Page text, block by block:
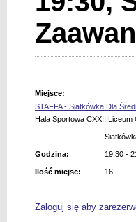
Miejsce:
STAFFA - Siatkówka Dla
Hala Sportowa CXXII Liceum
Godzina: 19:30 -
Ilość miejsc: 16
Zaloguj się aby